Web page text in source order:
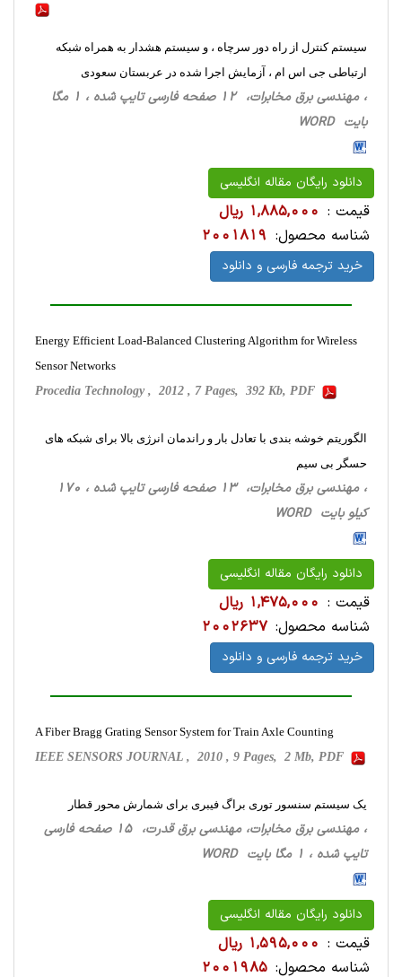
سیستم کنترل از راه دور سرچاه ، و سیستم هشدار به همراه شبکه
ارتباطی جی اس ام ، آزمایش اجرا شده در عربستان سعودی
، مهندسی برق مخابرات، 12 صفحه فارسی تایپ شده ، 1 مگا
بایت WORD
دانلود رایگان مقاله انگلیسی
قیمت : 1,885,000 ریال
شناسه محصول: 2001819
خرید ترجمه فارسی و دانلود
Energy Efficient Load-Balanced Clustering Algorithm for Wireless
Sensor Networks
Procedia Technology , 2012 , 7 Pages, 392 Kb, PDF
الگوریتم خوشه بندی با تعادل بار و راندمان انرژی بالا برای شبکه های
حسگر بی سیم
، مهندسی برق مخابرات، 13 صفحه فارسی تایپ شده ، 170
کیلو بایت WORD
دانلود رایگان مقاله انگلیسی
قیمت : 1,475,000 ریال
شناسه محصول: 2002637
خرید ترجمه فارسی و دانلود
A Fiber Bragg Grating Sensor System for Train Axle Counting
IEEE SENSORS JOURNAL , 2010 , 9 Pages, 2 Mb, PDF
یک سیستم سنسور توری براگ فیبری برای شمارش محور قطار
، مهندسی برق مخابرات، مهندسی برق قدرت، 15 صفحه فارسی
تایپ شده ، 1 مگا بایت WORD
دانلود رایگان مقاله انگلیسی
قیمت : 1,595,000 ریال
شناسه محصول: 2001985